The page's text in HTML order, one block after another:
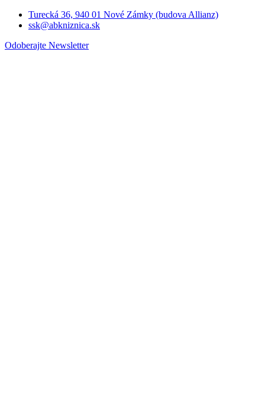
Turecká 36, 940 01 Nové Zámky (budova Allianz)
ssk@abkniznica.sk
Odoberajte Newsletter